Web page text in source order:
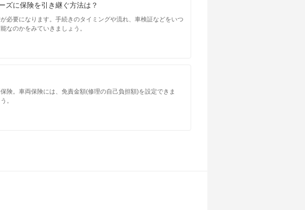
ズに保険を引き継ぐ方法は？
必要になります。手続きのタイミングや流れ、車検証などをいつ
なのかをみていきましょう。
険。車両保険には、免責金額(修理の自己負担額)を設定できま
。